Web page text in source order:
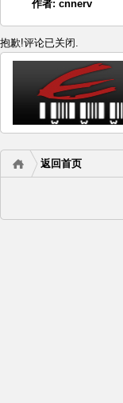
作者: cnnerv
抱歉!评论已关闭.
返回首页